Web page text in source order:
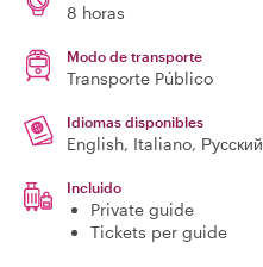
8 horas
Modo de transporte
Transporte Público
Idiomas disponibles
English, Italiano, Русский
Incluido
Private guide
Tickets per guide